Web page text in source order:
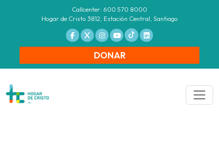
Callcenter: 600 570 8000
Hogar de Cristo 3812, Estación Central, Santiago
DONAR